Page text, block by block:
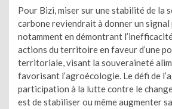
Pour Bizi, miser sur une stabilité de la
carbone reviendrait à donner un
notamment en démontrant
actions du territoire en faveur d’une
territoriale, visant la souveraineté
favorisant l’agroécologie. Le défi de
participation à la lutte contre le
est de stabiliser ou même augmenter